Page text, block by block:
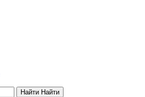
Найти Найти